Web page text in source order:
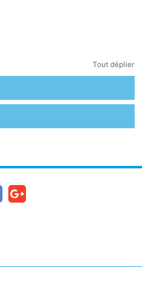
Tout déplier